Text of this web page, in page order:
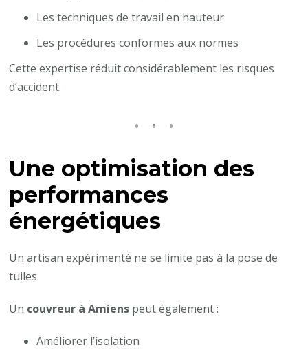
Les techniques de travail en hauteur
Les procédures conformes aux normes
Cette expertise réduit considérablement les risques
d’accident.
Une optimisation des
performances
énergétiques
Un artisan expérimenté ne se limite pas à la pose de
tuiles.
Un couvreur à Amiens peut également :
Améliorer l’isolation